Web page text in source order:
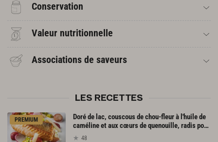
Conservation
Valeur nutritionnelle
Associations de saveurs
LES RECETTES
PREMIUM
Doré de lac, couscous de chou-fleur à l'huile de
caméline et aux cœurs de quenouille, radis poêlés au beurre
48